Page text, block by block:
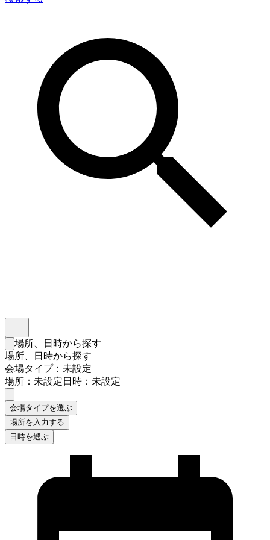
検索フォームを閉じる
場所、日時から探す
場所、日時から探す
会場タイプ：未設定
場所：未設定日時：未設定
会場タイプを選ぶ
場所を入力する
日時を選ぶ